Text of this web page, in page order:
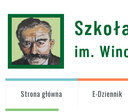
Strona główna E-Dziennik